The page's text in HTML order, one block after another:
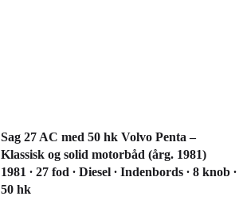
Sag 27 AC med 50 hk Volvo Penta –
Klassisk og solid motorbåd (årg. 1981)
1981 ∙ 27 fod ∙ Diesel ∙ Indenbords ∙ 8 knob ∙
50 hk